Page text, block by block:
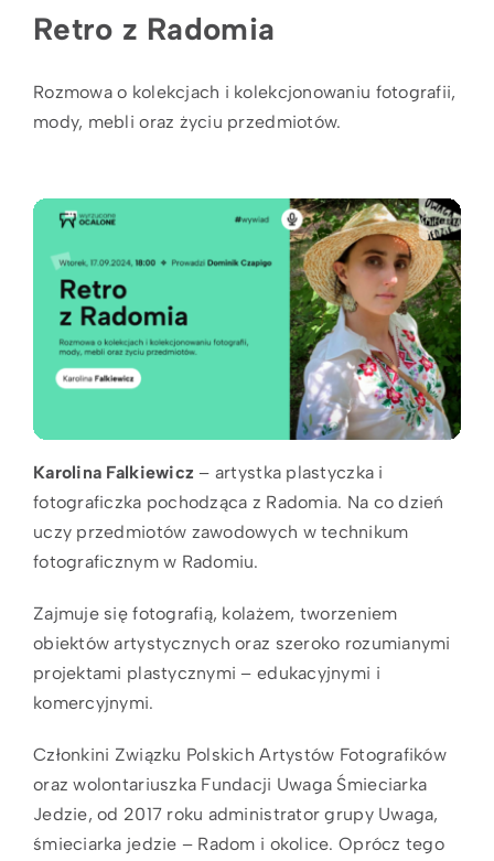
Retro z Radomia
Rozmowa o kolekcjach i kolekcjonowaniu fotografii,
mody, mebli oraz życiu przedmiotów.
Karolina Falkiewicz – artystka plastyczka i
fotograficzka pochodząca z Radomia. Na co dzień
uczy przedmiotów zawodowych w technikum
fotograficznym w Radomiu.
Zajmuje się fotografią, kolażem, tworzeniem
obiektów artystycznych oraz szeroko rozumianymi
projektami plastycznymi – edukacyjnymi i
komercyjnymi.
Członkini Związku Polskich Artystów Fotografików
oraz wolontariuszka Fundacji Uwaga Śmieciarka
Jedzie, od 2017 roku administrator grupy Uwaga,
śmieciarka jedzie – Radom i okolice. Oprócz tego